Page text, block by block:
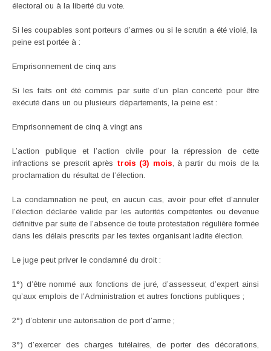
électoral ou à la liberté du vote.
Si les coupables sont porteurs d’armes ou si le scrutin a été violé, la
peine est portée à :
Emprisonnement de cinq ans
Si les faits ont été commis par suite d’un plan concerté pour être
exécuté dans un ou plusieurs départements, la peine est :
Emprisonnement de cinq à vingt ans
L’action publique et l’action civile pour la répression de cette
infractions se prescrit après trois (3) mois , à partir du mois de la
proclamation du résultat de l’élection.
La condamnation ne peut, en aucun cas, avoir pour effet d’annuler
l’élection déclarée valide par les autorités compétentes ou devenue
définitive par suite de l’absence de toute protestation régulière formée
dans les délais prescrits par les textes organisant ladite élection.
Le juge peut priver le condamné du droit :
1°) d’être nommé aux fonctions de juré, d’assesseur, d’expert ainsi
qu’aux emplois de l’Administration et autres fonctions publiques ;
2°) d’obtenir une autorisation de port d’arme ;
3°) d’exercer des charges tutélaires, de porter des décorations,